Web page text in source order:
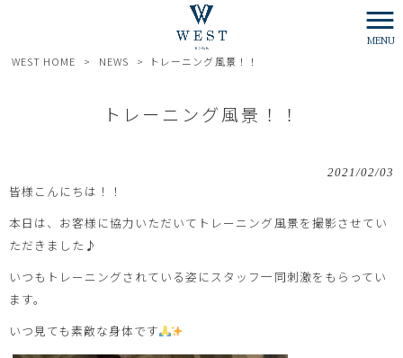
MENU
WEST HOME > NEWS > トレーニング風景！！
トレーニング風景！！
2021/02/03
皆様こんにちは！！
本日は、お客様に協力いただいてトレーニング風景を撮影させてい
ただきました♪
いつもトレーニングされている姿にスタッフ一同刺激をもらってい
ます。
いつ見ても素敵な身体です